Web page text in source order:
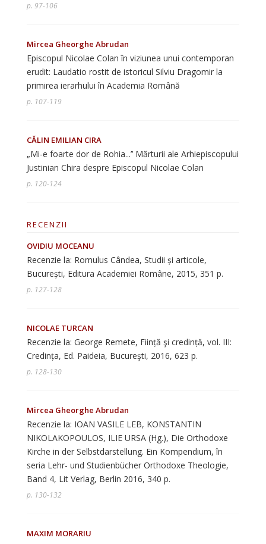
p. 97-106
Mircea Gheorghe Abrudan
Episcopul Nicolae Colan în viziunea unui contemporan
erudit: Laudatio rostit de istoricul Silviu Dragomir la
primirea ierarhului în Academia Română
p. 107-119
CĂLIN EMILIAN CIRA
„Mi-e foarte dor de Rohia...’’ Mărturii ale Arhiepiscopului
Justinian Chira despre Episcopul Nicolae Colan
p. 120-124
RECENZII
OVIDIU MOCEANU
Recenzie la: Romulus Cândea, Studii și articole,
București, Editura Academiei Române, 2015, 351 p.
p. 127-128
NICOLAE TURCAN
Recenzie la: George Remete, Ființă şi credință, vol. III:
Credința, Ed. Paideia, Bucureşti, 2016, 623 p.
p. 128-130
Mircea Gheorghe Abrudan
Recenzie la: IOAN VASILE LEB, KONSTANTIN
NIKOLAKOPOULOS, ILIE URSA (Hg.), Die Orthodoxe
Kirche in der Selbstdarstellung. Ein Kompendium, în
seria Lehr- und Studienbücher Orthodoxe Theologie,
Band 4, Lit Verlag, Berlin 2016, 340 p.
p. 130-132
MAXIM MORARIU